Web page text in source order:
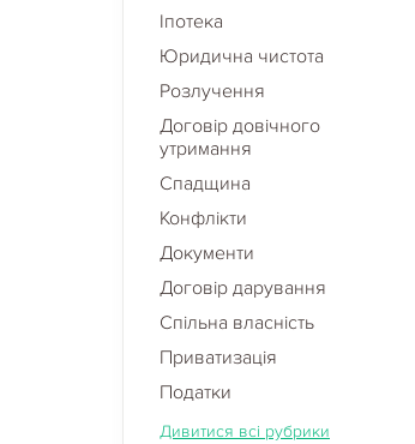
Іпотека
Юридична чистота
Розлучення
Договір довічного
утримання
Спадщина
Конфлікти
Документи
Договір дарування
Спільна власність
Приватизація
Податки
Дивитися всі рубрики